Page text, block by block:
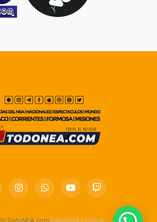
InstagramWhatsAppYouTubeTwitch
TodoNEA.com Estudio2k1.com.ar